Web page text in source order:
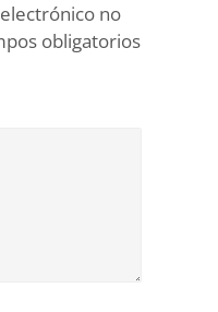
no
obligatorios